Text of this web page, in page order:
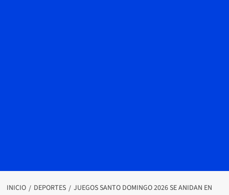
INICIO DEPORTES
JUEGOS SANTO DOMINGO 2026 SE ANIDAN EN